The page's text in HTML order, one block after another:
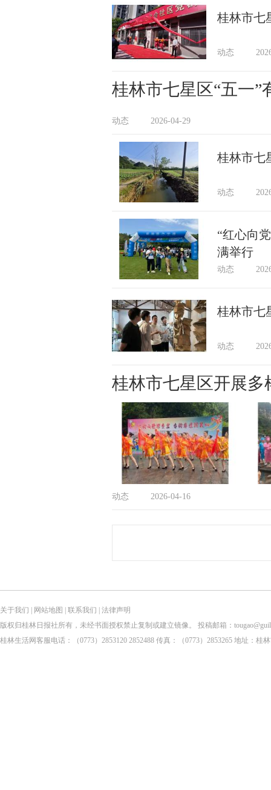
桂林市七
动态
桂林市七星区“五一”
动态 2026-04-29
桂林市七
动态
“红心向
满举行
动态
桂林市七
动态
桂林市七星区开展
动态 2026-04-16
关于我们 网站地图 联系我们
法律声明
版权归桂林日报社所有，未经书面授权禁止复制或建立镜像。 投稿邮箱：
桂林生活网客服电话：（0773）2853120 2852488 传真：（0773）2853265 地址：